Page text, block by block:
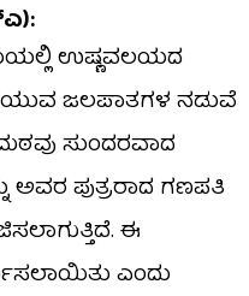
ಉಷ್ಣವಲಯದ
ಜಲಪಾತಗಳ ನಡುವೆ
ಸುಂದರವಾದ
ಅವರ ಪುತ್ರರಾದ ಗಣಪತಿ
ಈ
ಎಂದು